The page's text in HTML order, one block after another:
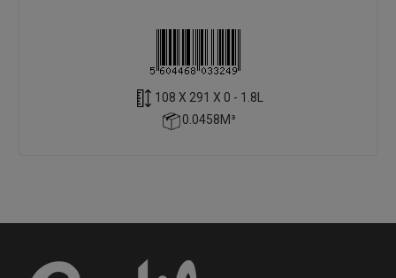
108 X 291 X 0 - 1.8L
0.0458M³